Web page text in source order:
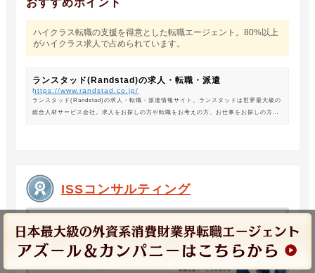
おすすめポイント
ハイクラス転職の支援を得意とした転職エージェント。80%以上
がハイクラス求人で占められています。
ランスタッド(Randstad)の求人・転職・派遣
https://www.randstad.co.jp/
ランスタッド(Randstad)の求人・転職・派遣情報サイト。ランスタッドは世界最大級の
総合人材サービス会社。求人をお探しの方や転職をお考えの方、お仕事をお探しの方に
ISSコンサルティング